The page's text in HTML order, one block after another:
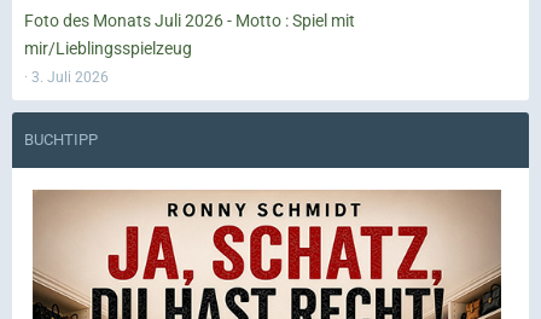
Foto des Monats Juli 2026 - Motto : Spiel mit
mir/Lieblingsspielzeug
3. Juli 2026
BUCHTIPP